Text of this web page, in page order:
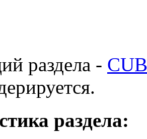
раздела -
раздела: